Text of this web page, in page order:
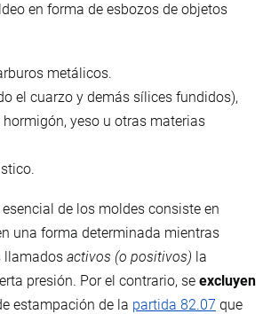
en forma de esbozos de objetos
metálicos.
el cuarzo y demás sílices fundidos),
yeso u otras materias
de los moldes consiste en
una forma determinada mientras
llamados activos (o positivos) la
presión. Por el contrario, se excluyen
estampación de la partida 82.07 que